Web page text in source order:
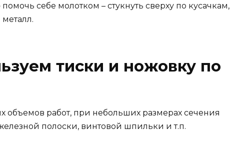
себе молотком – стукнуть сверху по кусачкам,
тиски и ножовку по
объемов работ, при небольших размерах сечения
полоски, винтовой шпильки и т.п.